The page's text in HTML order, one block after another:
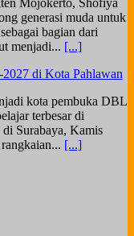
generasi muda untuk
bagian dari
menjadi... [...]
di Kota Pahlawan
kota pembuka DBL
terbesar di
Surabaya, Kamis
[...]